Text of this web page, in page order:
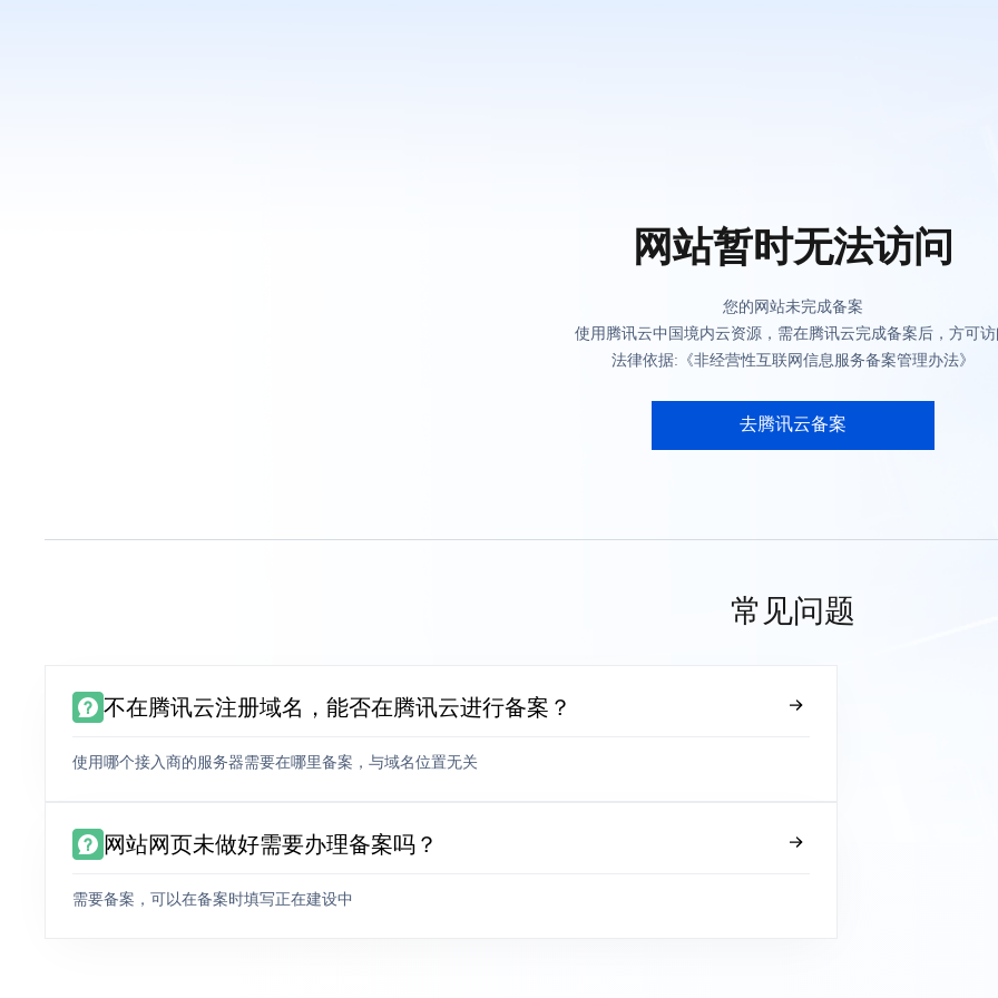
网站暂时无法访问
您的网站未完成备案
使用腾讯云中国境内云资源，需在腾讯云完成备案后，方可
法律依据:《非经营性互联网信息服务备案管理办法》
去腾讯云备案
常见问题
不在腾讯云注册域名，能否在腾讯云进行备案？
使用哪个接入商的服务器需要在哪里备案，与域名位置无关
网站网页未做好需要办理备案吗？
需要备案，可以在备案时填写正在建设中